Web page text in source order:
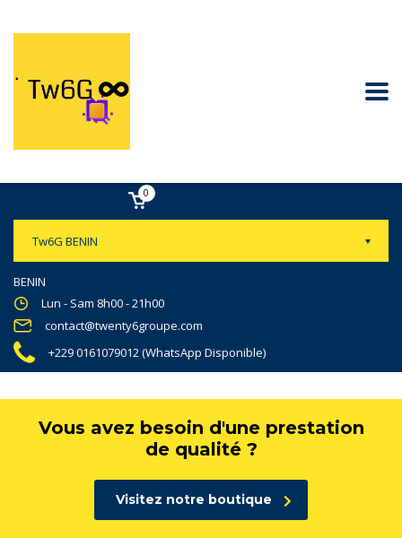
Tw6G BENIN
BENIN
Lun - Sam 8h00 - 21h00
contact@twenty6groupe.com
+229 0161079012 (WhatsApp Disponible)
0
Vous avez besoin d'une prestation
de qualité ?
Visitez notre boutique